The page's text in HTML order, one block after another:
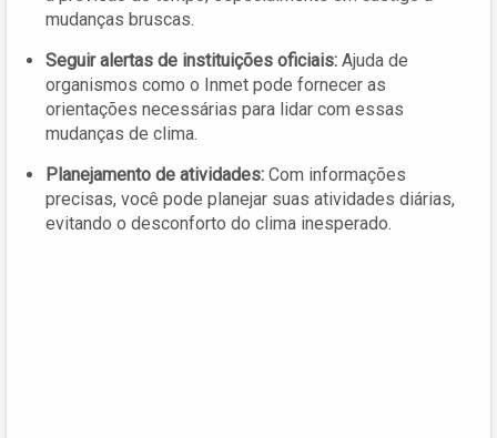
mudanças bruscas.
Seguir alertas de instituições oficiais: Ajuda de
organismos como o Inmet pode fornecer as
orientações necessárias para lidar com essas
mudanças de clima.
Planejamento de atividades: Com informações
precisas, você pode planejar suas atividades diárias,
evitando o desconforto do clima inesperado.